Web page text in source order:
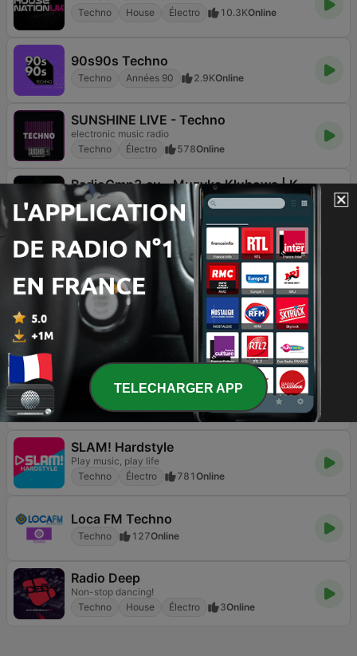
Techno House Électro 10.3KOnline
90s90s Techno
Techno Années 90 2.9KOnline
SUNSHINE LIVE - Techno
electronic music radio
Techno
Électro 578Online
RadioCmp3.eu - Muzyka Klubowa | Kanał Główny
Techno Pop / Top 40 Danse / EDM
3.1K
Online
Full Techno
Solo Clásicos Del Techno
Techno
Années 90 Électro 1.8KOnline
Locos por el Remember Dance
24hr del Remember Dance de tu vida
Danse / EDM Électro 1.4K Online
TechnoBase.FM
Techno
SLAM! Hardstyle
Play music, play life
Techno
Électro 781 Online
Loca FM Techno
Techno 127Online
Radio Deep
Non-stop dancing!
Techno
House Électro 3Online
TELECHARGER APP